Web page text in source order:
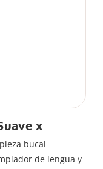
x
bucal
de lengua y